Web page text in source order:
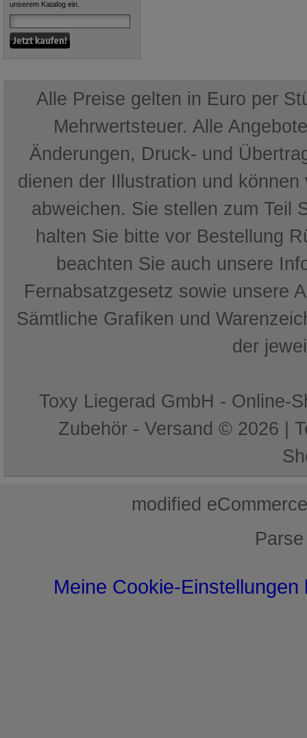
unserem Katalog ein.
Alle Preise gelten in Euro per
Mehrwertsteuer. Alle
Änderungen, Druck- und
dienen der Illustration und
abweichen. Sie stellen zum Teil
halten Sie bitte vor Bestellung
beachten Sie auch unsere
Fernabsatzgesetz sowie unsere
Sämtliche Grafiken und
der
Toxy Liegerad GmbH - Online-
Zubehör - Versand © 2026 |
mod ified
Meine Cookie-